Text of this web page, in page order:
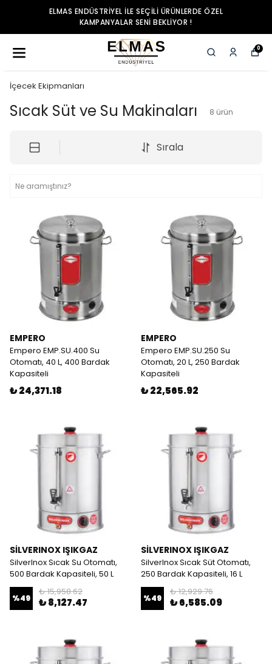
SEÇILI ÜRÜNLERDE ÖZEL
ELMAS ENDÜSTRIYEL
0
İçecek Ekipmanları
Sıcak Süt ve Su Makinaları 8 ürün
Sırala
EMPERO
Empero EMP.SU.400 Su
Otomatı, 40 L, 400 Bardak
Kapasiteli
₺ 24,371.18
EMPERO
Empero EMP.SU.250 Su
Otomatı, 20 L, 250 Bardak
Kapasiteli
₺ 22,565.92
SİLVERINOX IŞIKGAZ
SilverInox Sıcak Su Otomatı,
500 Bardak Kapasiteli, 50 L
%49
₺ 15,958.62
₺ 8,127.47
SİLVERINOX IŞIKGAZ
SilverInox Sıcak Süt Otomatı,
250 Bardak Kapasiteli, 16 L
%49
₺ 12,929.76
₺ 6,585.09